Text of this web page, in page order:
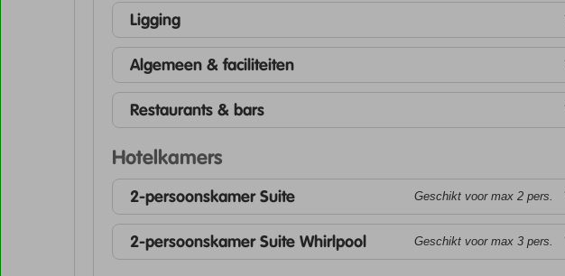
Ligging
Algemeen & faciliteiten
Restaurants & bars
Hotelkamers
2-persoonskamer Suite Geschikt voor max 2 pers.
2-persoonskamer Suite Whirlpool Geschikt voor max 3 pers.